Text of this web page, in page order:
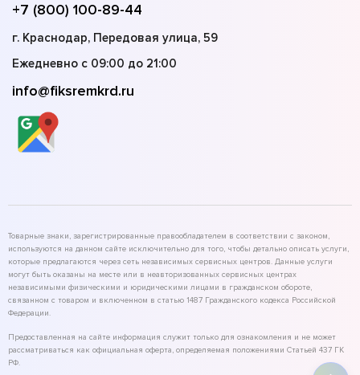
+7 (800) 100-89-44
г. Краснодар, Передовая улица, 59
Ежедневно с 09:00 до 21:00
info@fiksremkrd.ru
Товарные знаки, зарегистрированные правообладателем в соответствии с законом,
используются на данном сайте исключительно для того, чтобы детально описать услуги,
которые предлагаются через сеть независимых сервисных центров. Данные услуги
могут быть оказаны на месте или в неавторизованных сервисных центрах
независимыми физическими и юридическими лицами в гражданском обороте,
связанном с товаром и включенном в статью 1487 Гражданского кодекса Российской
Федерации.
Предоставленная на сайте информация служит только для ознакомления и не может
рассматриваться как официальная оферта, определяемая положениями Статьей 437 ГК
РФ.